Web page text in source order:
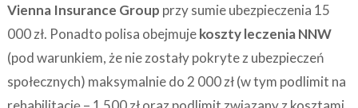
Vienna Insurance Group przy sumie ubezpieczenia 15
000 zł. Ponadto polisa obejmujekoszty leczenia NNW
(pod warunkiem, że nie zostały pokryte z ubezpieczeń
społecznych) maksymalnie do 2 000 zł (w tym podlimit na